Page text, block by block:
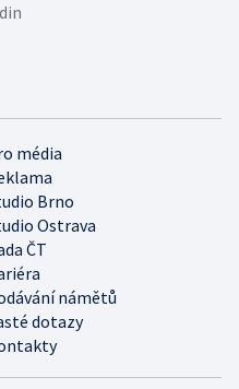
média
Brno
Ostrava
ČT
námětů
dotazy